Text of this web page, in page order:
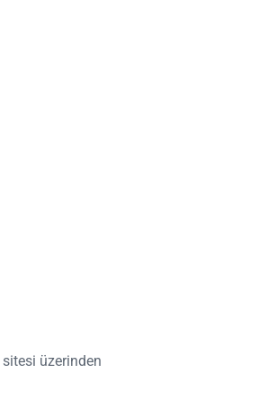
sitesi üzerinden